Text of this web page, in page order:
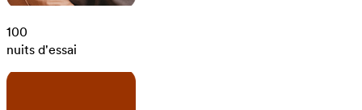
100
nuits d'essai